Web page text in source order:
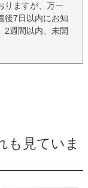
りますが、万一
後7日以内にお知
2週間以内、未開
も見ていま